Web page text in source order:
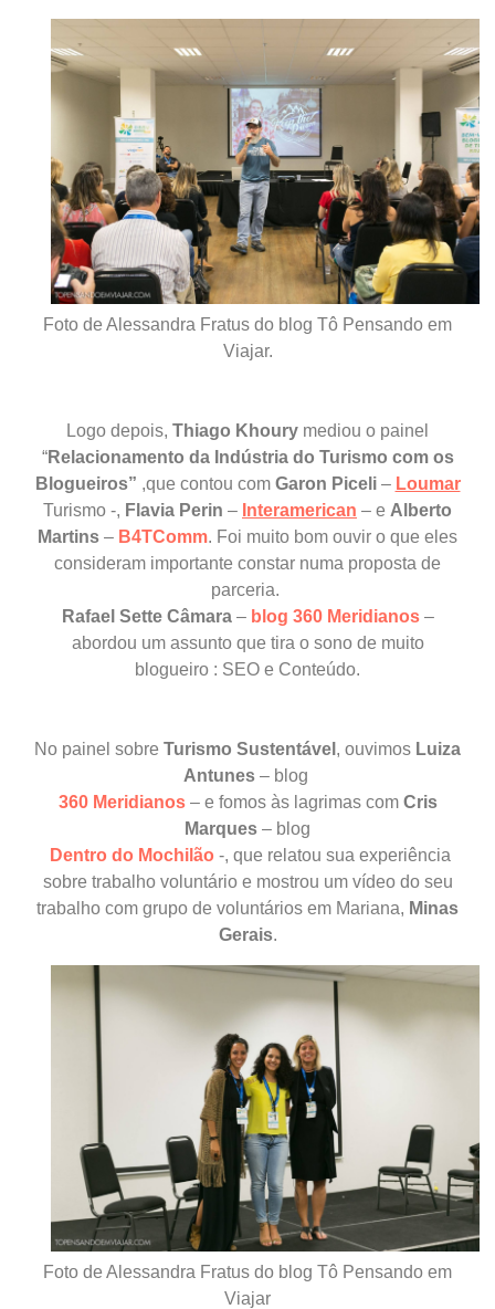
Foto de Alessandra Fratus do blog Tô Pensando em
Viajar.
Logo depois, Thiago Khoury mediou o painel
“Relacionamento da Indústria do Turismo com os
Blogueiros” ,que contou com Garon Piceli– Loumar
Turismo -, Flavia Perin – Interamerican – e Alberto
Martins – B4TComm. Foi muito bom ouvir o que eles
consideram importante constar numa proposta de
parceria.
Rafael Sette Câmara– blog 360 Meridianos–
abordou um assunto que tira o sono de muito
blogueiro : SEO e Conteúdo.
No painel sobre Turismo Sustentável , ouvimos Luiza
Antunes –blog
360 Meridianos– e fomos às lagrimas com Cris
Marques – blog
Dentro do Mochilão -, que relatou sua experiência
sobre trabalho voluntário e mostrou um vídeo do seu
trabalho com grupo de voluntários em Mariana, Minas
Gerais.
Foto de Alessandra Fratus do blog Tô Pensando em
Viajar